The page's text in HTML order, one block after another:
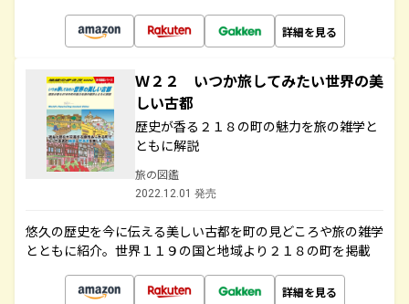
詳細を見る
Ｗ２２ いつか旅してみたい世界の美
しい古都
歴史が香る２１８の町の魅力を旅の雑学と
ともに解説
旅の図鑑
2022.12.01 発売
悠久の歴史を今に伝える美しい古都を町の見どころや旅の雑学
とともに紹介。世界１１９の国と地域より２１８の町を掲載
詳細を見る